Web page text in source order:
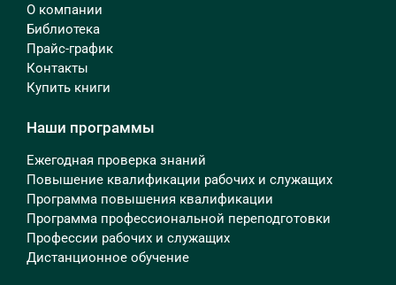
О компании
Библиотека
Прайс-график
Контакты
Купить книги
Наши программы
Ежегодная проверка знаний
Повышение квалификации рабочих и служащих
Программа повышения квалификации
Программа профессиональной переподготовки
Профессии рабочих и служащих
Дистанционное обучение